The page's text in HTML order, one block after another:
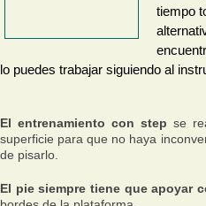
tiempo
lo puedes trabajar siguiendo al
El entrenamiento con step se
superficie para que no haya
de pisarlo.
El pie siempre tiene que apoyar